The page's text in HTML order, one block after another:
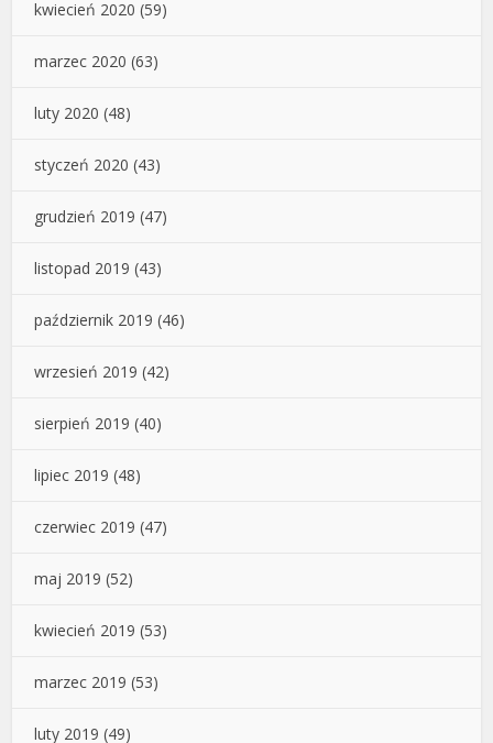
kwiecień 2020 (59)
marzec 2020 (63)
luty 2020 (48)
styczeń 2020 (43)
grudzień 2019 (47)
listopad 2019 (43)
październik 2019 (46)
wrzesień 2019 (42)
sierpień 2019 (40)
lipiec 2019 (48)
czerwiec 2019 (47)
maj 2019 (52)
kwiecień 2019 (53)
marzec 2019 (53)
luty 2019 (49)